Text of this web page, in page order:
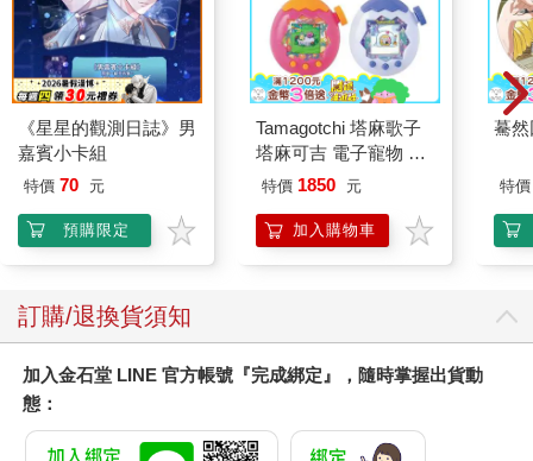
《星星的觀測日誌》男
嘉賓小卡組
特價 70 元
預購限定
Tamagotchi 塔麻歌子
塔麻可吉 電子寵物 樂
園系列（熱帶橙果／極
特價 1850 元
加入購物車
驀
特價
訂購/退換貨須知
加入金石堂 LINE 官方帳號『完成綁定』，隨時掌握出貨動
態：